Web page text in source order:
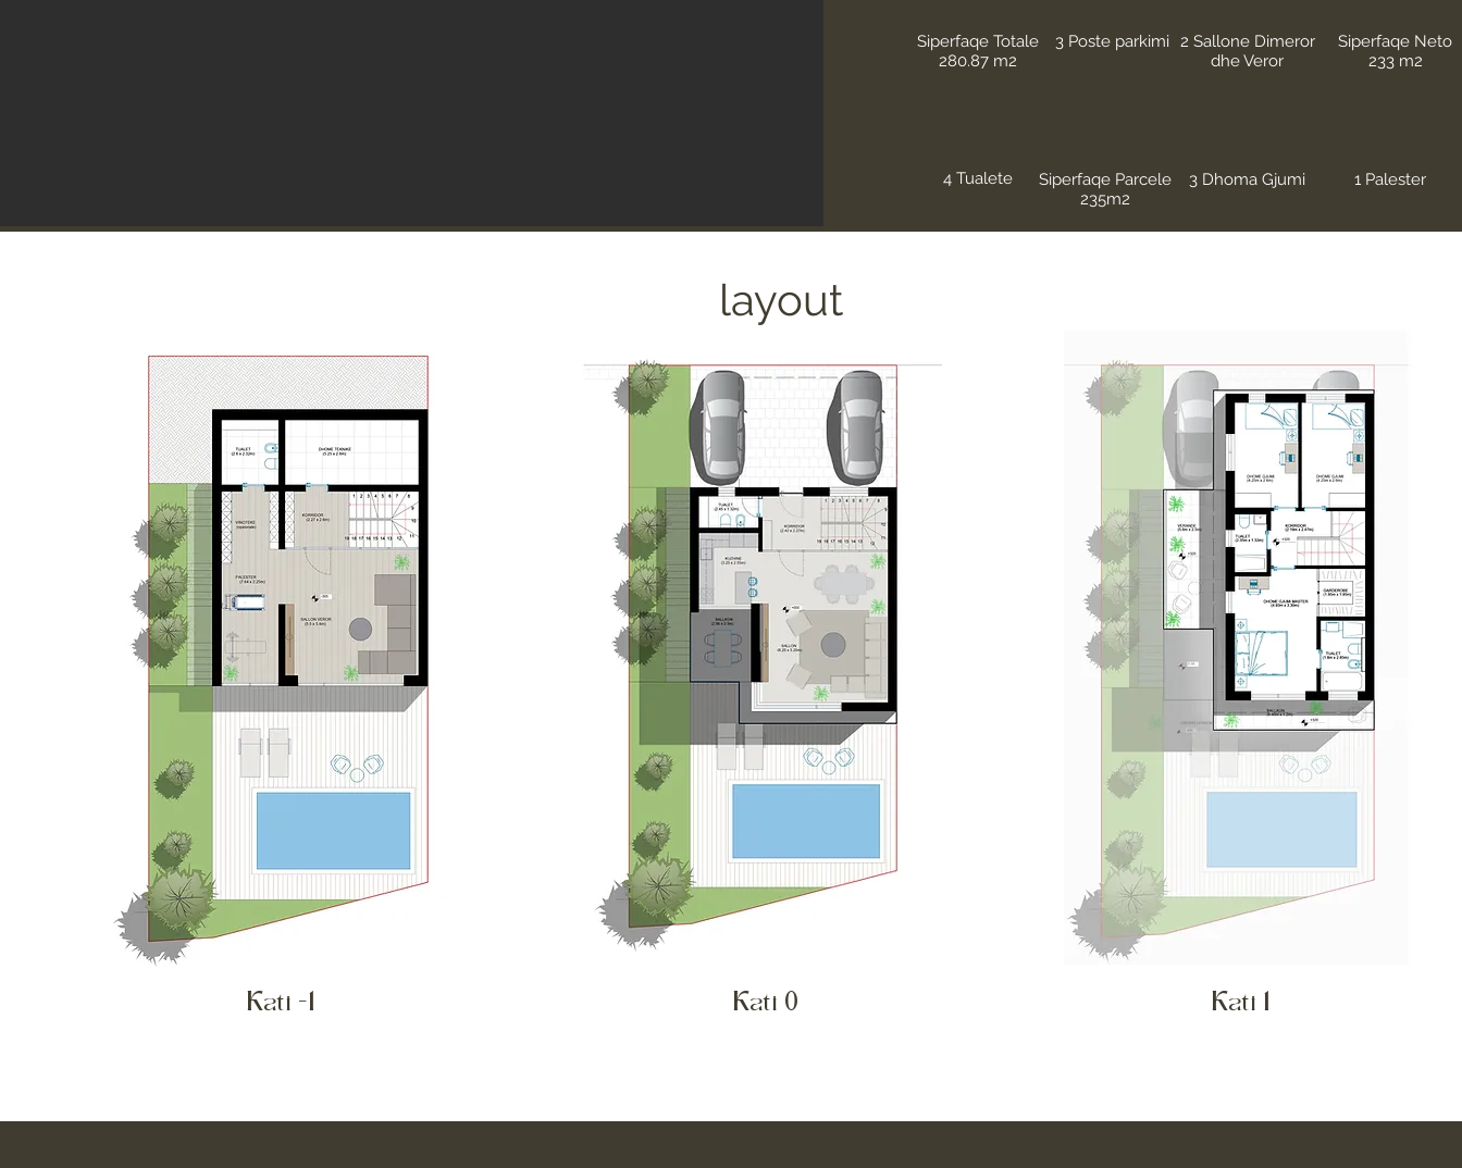
Siperfaqe Totale
280.87 m2
3 Poste parkimi 2 Sallone Dimeror
dhe Veror
Siperfaqe Neto
233 m2
4 Tualete
Siperfaqe Parcele
235m2
3 Dhoma Gjumi 1 Palester
layout
Kati -1 Kati 0 Kati 1